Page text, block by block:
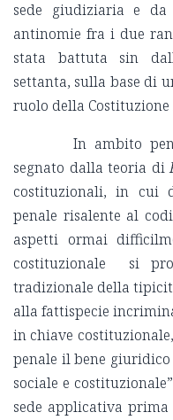
sede giudiziaria e
antinomie fra i due
stata battuta sin
settanta, sulla base di
ruolo della
In ambito
segnato dalla teoria di
costituzionali, in cui
penale risalente al
aspetti ormai
costituzionale si
tradizionale della
alla fattispecie
in chiave
penale il bene
sociale e
sede applicativa